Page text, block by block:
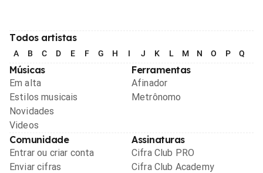
Todos artistas
A B C D E F G H I J K L M N O P Q
Músicas
Em alta
Estilos musicais
Novidades
Videos
Ferramentas
Afinador
Metrônomo
Comunidade
Entrar ou criar conta
Enviar cifras
Assinaturas
Cifra Club PRO
Cifra Club Academy